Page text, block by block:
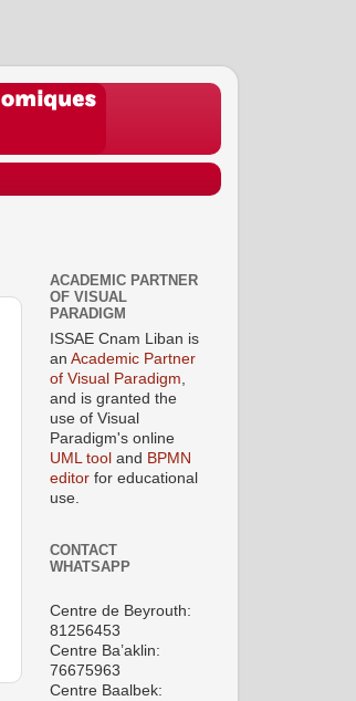
ACADEMIC PARTNER
OF VISUAL
PARADIGM
ISSAE Cnam Liban is
an Academic Partner
of Visual Paradigm
and is granted the
use of Visual
Paradigm's online
UML tool and BPMN
editor for educational
use.
CONTACT
WHATSAPP
Centre de Beyrouth:
81256453
Centre Ba’aklin:
76675963
Centre Baalbek: